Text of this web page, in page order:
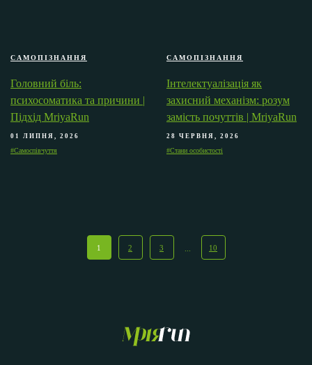
САМОПІЗНАННЯ
Головний біль:
психосоматика та причини |
Підхід MriyaRun
01 ЛИПНЯ, 2026
#Самоспівчуття
САМОПІЗНАННЯ
Інтелектуалізація як
захисний механізм: розум
замість почуттів | MriyaRun
28 ЧЕРВНЯ, 2026
#Стани особистості
1 2 3 10